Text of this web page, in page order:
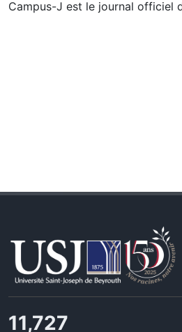
Campus-J est le journal officiel
11,727